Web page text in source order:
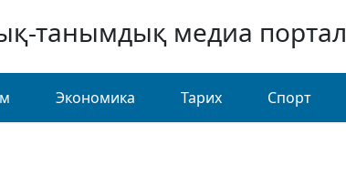
танымдық медиа портал
Экономика Тарих Спорт